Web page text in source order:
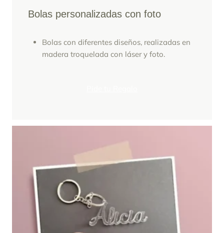
Bolas personalizadas con foto
Bolas con diferentes diseños, realizadas en
madera troquelada con láser y foto.